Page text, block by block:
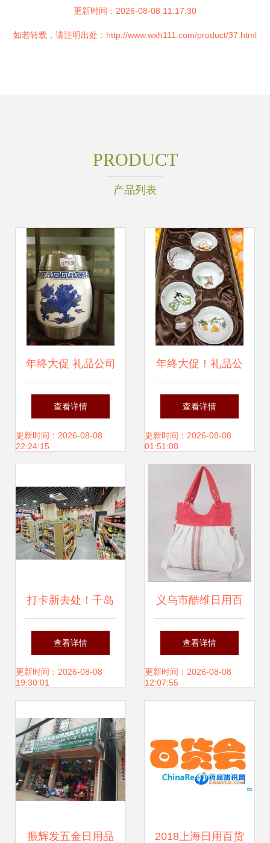
更新时间：2026-08-08 11:17:30
如若转载，请注明出处：http://www.wxh111.com/product/37.html
PRODUCT
产品列表
年终大促 礼品公司
内购会，日用百货
等千款好货低至1
查看详情
更新时间：2026-08-08
22:24:15
年终大促！礼品公
司内购会 小家电、
日用百货、厨具、
工艺品全场底价，
错过等明年
查看详情
更新时间：2026-08-08
01:51:08
打卡新去处！千岛
湖第一家天猫小店
1月6日开业，日用
查看详情
更新时间：2026-08-08
19:30:01
义乌市酷维日用百
货商行 生活中的创
意与实用之选
查看详情
更新时间：2026-08-08
12:07:55
振辉发五金日用品 2018上海日用百货